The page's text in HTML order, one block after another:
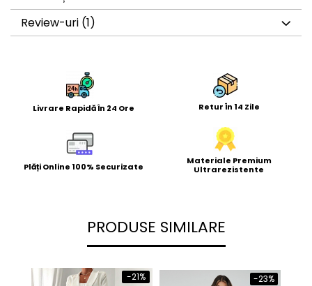
Review-uri (1)
Livrare Rapidă În 24 Ore Retur În 14 Zile
Plăți Online 100% Securizate
Materiale Premium
Ultrarezistente
PRODUSE SIMILARE
-21%
-23%